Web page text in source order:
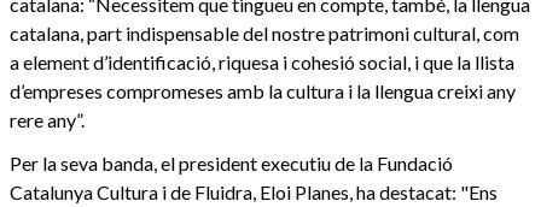
catalana, part indispensable del nostre patrimoni cultural, com
a element d’identificació, riquesa i cohesió social, i que la llista
d’empreses compromeses amb la cultura i la llengua creixi any
rere any”.
Per la seva banda, el president executiu de la Fundació
Catalunya Cultura i de Fluidra, Eloi Planes, ha destacat: "Ens